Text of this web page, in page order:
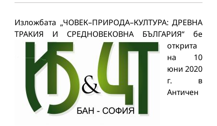
Изложбата „ЧОВЕК–ПРИРОДА–КУЛТУРА: ДРЕВНА
ТРАКИЯ И СРЕДНОВЕКОВНА БЪЛГАРИЯ“ бе
открита
на 10
юни 2020
г. в
Античен